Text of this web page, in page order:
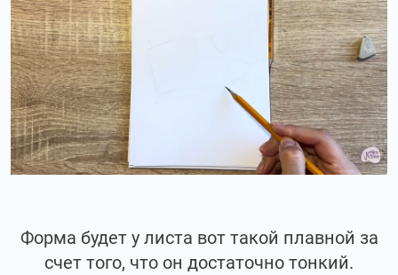
Форма будет у листа вот такой плавной за
счет того, что он достаточно тонкий.